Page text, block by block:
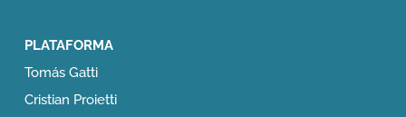
PLATAFORMA
Tomás Gatti
Cristian Proietti